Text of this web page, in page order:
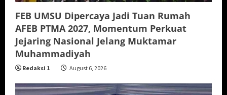
FEB UMSU Dipercaya Jadi Tuan Rumah
AFEB PTMA 2027, Momentum Perkuat
Jejaring Nasional Jelang Muktamar
Muhammadiyah
Redaksi 1 August 6, 2026